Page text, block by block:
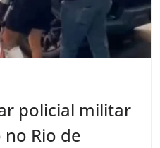
policial militar
Rio de